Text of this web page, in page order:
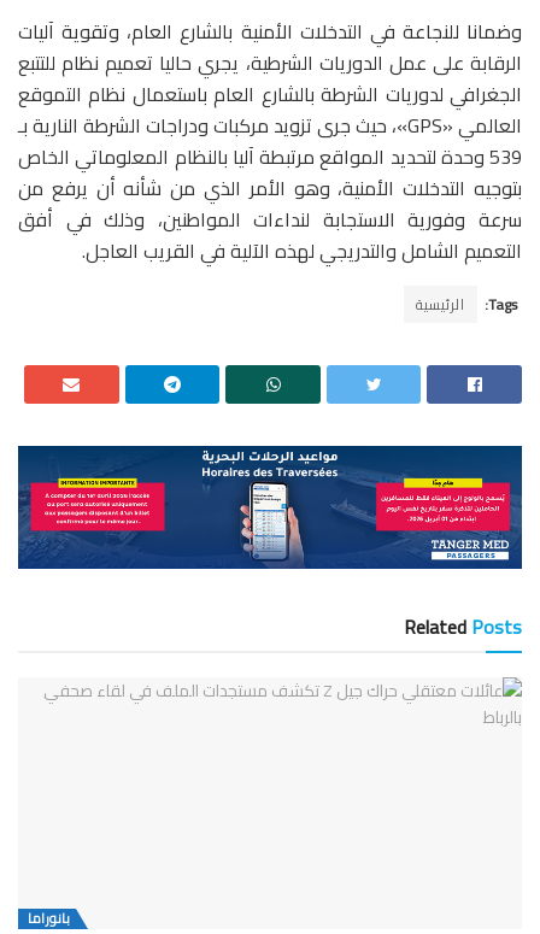
وضمانا للنجاعة في التدخلات الأمنية بالشارع العام، وتقوية آليات
الرقابة على عمل الدوريات الشرطية، يجري حاليا تعميم نظام للتتبع
الجغرافي لدوريات الشرطة بالشارع العام باستعمال نظام التموقع
العالمي «GPS»، حيث جرى تزويد مركبات ودراجات الشرطة النارية بـ
539 وحدة لتحديد المواقع مرتبطة آليا بالنظام المعلوماتي الخاص
بتوجيه التدخلات الأمنية، وهو الأمر الذي من شأنه أن يرفع من
سرعة وفورية الاستجابة لنداءات المواطنين، وذلك في أفق
التعميم الشامل والتدريجي لهذه الآلية في القريب العاجل.
Tags: الرئيسية
RelatedPosts
بانوراما